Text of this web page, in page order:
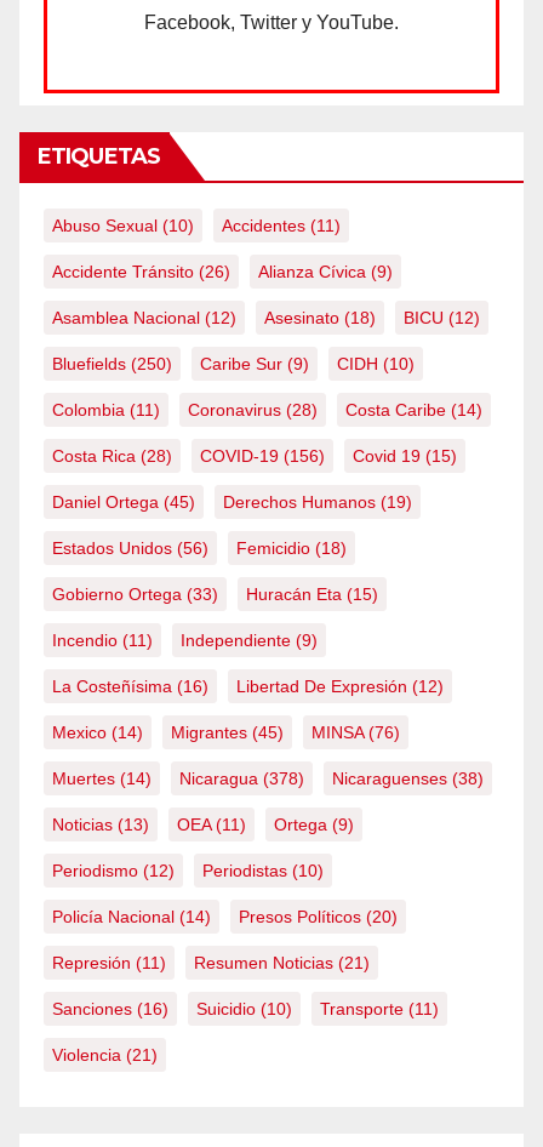
Facebook, Twitter y YouTube.
ETIQUETAS
Abuso Sexual (10) Accidentes (11)
Accidente Tránsito (26) Alianza Cívica (9)
Asamblea Nacional (12) Asesinato (18) BICU (12)
Bluefields (250) Caribe Sur (9) CIDH (10)
Colombia (11) Coronavirus (28) Costa Caribe (14)
Costa Rica (28) COVID-19 (156) Covid 19 (15)
Daniel Ortega (45) Derechos Humanos (19)
Estados Unidos (56) Femicidio (18)
Gobierno Ortega (33) Huracán Eta (15)
Incendio (11) Independiente (9)
La Costeñísima (16) Libertad De Expresión (12)
Mexico (14) Migrantes (45) MINSA(76)
Muertes (14) Nicaragua (378) Nicaraguenses (38)
Noticias (13) OEA(11) Ortega (9)
Periodismo (12) Periodistas (10)
Policía Nacional (14) Presos Políticos (20)
Represión (11) Resumen Noticias (21)
Sanciones (16) Suicidio (10) Transporte (11)
Violencia (21)